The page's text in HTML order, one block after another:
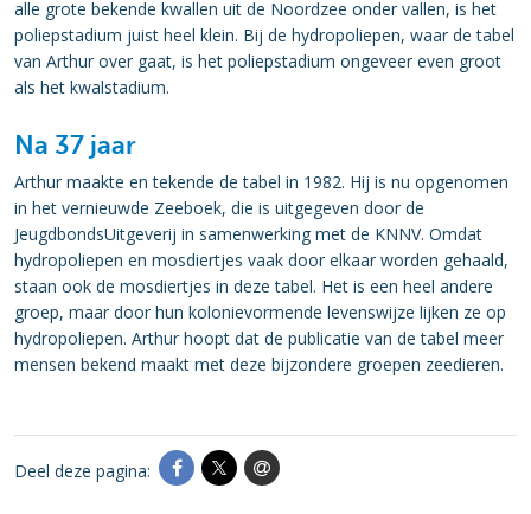
alle grote bekende kwallen uit de Noordzee onder vallen, is het
poliepstadium juist heel klein. Bij de hydropoliepen, waar de tabel
van Arthur over gaat, is het poliepstadium ongeveer even groot
als het kwalstadium.
Na 37 jaar
Arthur maakte en tekende de tabel in 1982. Hij is nu opgenomen
in het vernieuwde Zeeboek, die is uitgegeven door de
JeugdbondsUitgeverij in samenwerking met de KNNV. Omdat
hydropoliepen en mosdiertjes vaak door elkaar worden gehaald,
staan ook de mosdiertjes in deze tabel. Het is een heel andere
groep, maar door hun kolonievormende levenswijze lijken ze op
hydropoliepen. Arthur hoopt dat de publicatie van de tabel meer
mensen bekend maakt met deze bijzondere groepen zeedieren.
Deel deze pagina: